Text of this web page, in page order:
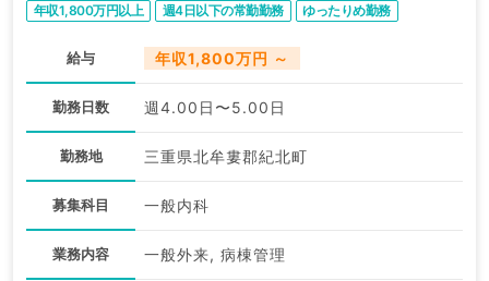
年収1,800万円以上 週4日以下の常勤勤務 ゆったりめ勤務
給与 年収1,800万円 ～
勤務日数 週4.00日〜5.00日
勤務地 三重県北牟婁郡紀北町
募集科目 一般内科
業務内容 一般外来, 病棟管理